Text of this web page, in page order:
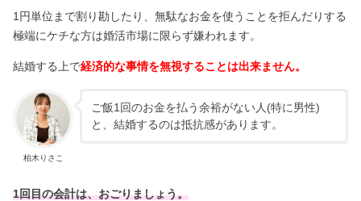
1円単位まで割り勘したり、無駄なお金を使うことを拒んだりする
極端にケチな方は婚活市場に限らず嫌われます。
結婚する上で経済的な事情を無視することは出来ません。
柏木りさこ
ご飯1回のお金を払う余裕がない人(特に男性)
と、結婚するのは抵抗感があります。
1回目の会計は、おごりましょう。